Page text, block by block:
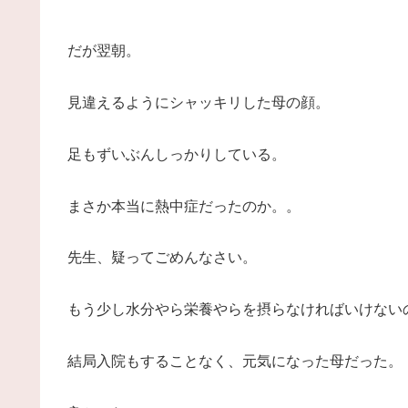
だが翌朝。
見違えるようにシャッキリした母の顔。
足もずいぶんしっかりしている。
まさか本当に熱中症だったのか。。
先生、疑ってごめんなさい。
もう少し水分やら栄養やらを摂らなければいけない
結局入院もすることなく、元気になった母だった。